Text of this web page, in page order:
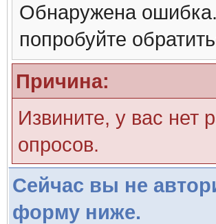
Обнаружена
попробуйте
Причина:
Извините, у вас нет
опросов.
Сейчас вы не
форму ниже.